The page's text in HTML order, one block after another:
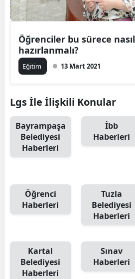
Öğrenciler bu sürece nasıl
hazırlanmalı?
Eğitim 13 Mart 2021
Lgs İle İlişkili Konular
Bayrampaşa
Belediyesi
Haberleri
İbb
Haberleri
Öğrenci
Haberleri
Tuzla
Belediyesi
Haberleri
Kartal
Belediyesi
Haberleri
Sınav
Haberleri